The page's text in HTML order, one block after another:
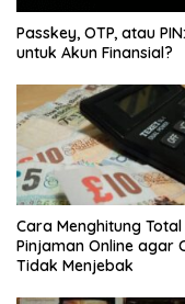
Passkey, OTP, atau
untuk Akun Finansial?
Cara Menghitung
Pinjaman Online agar
Tidak Menjebak